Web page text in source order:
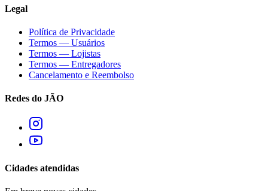
Legal
Política de Privacidade
Termos — Usuários
Termos — Lojistas
Termos — Entregadores
Cancelamento e Reembolso
Redes do JÃO
Cidades atendidas